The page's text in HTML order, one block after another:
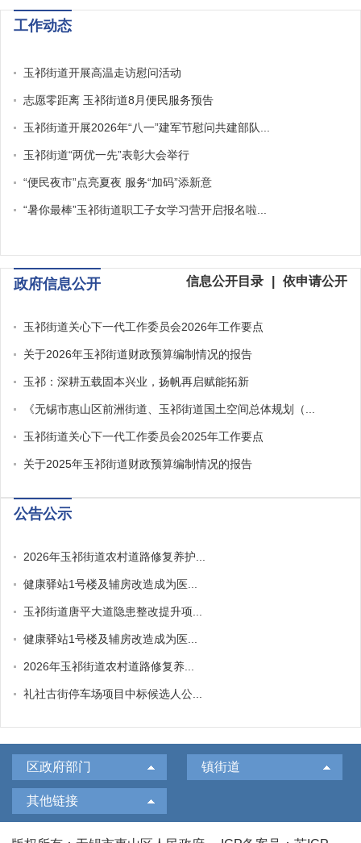
工作动态
玉祁街道开展高温走访慰问活动
志愿零距离 玉祁街道8月便民服务预告
玉祁街道开展2026年“八一”建军节慰问共建部队...
玉祁街道“两优一先”表彰大会举行
“便民夜市”点亮夏夜 服务“加码”添新意
“暑你最棒”玉祁街道职工子女学习营开启报名啦...
政府信息公开 信息公开目录 依申请公开
玉祁街道关心下一代工作委员会2026年工作要点
关于2026年玉祁街道财政预算编制情况的报告
玉祁：深耕五载固本兴业，扬帆再启赋能拓新
《无锡市惠山区前洲街道、玉祁街道国土空间总体规划（...
玉祁街道关心下一代工作委员会2025年工作要点
关于2025年玉祁街道财政预算编制情况的报告
公告公示
2026年玉祁街道农村道路修复养护...
健康驿站1号楼及辅房改造成为医...
玉祁街道唐平大道隐患整改提升项...
健康驿站1号楼及辅房改造成为医...
2026年玉祁街道农村道路修复养...
礼社古街停车场项目中标候选人公...
区政府部门 镇街道
其他链接